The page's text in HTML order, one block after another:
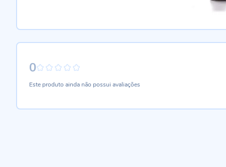
0
Este produto ainda não possui avaliações